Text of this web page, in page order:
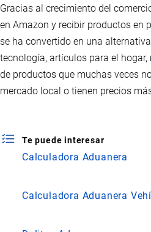
Gracias al crecimiento del
en Amazon y recibir productos en
se ha convertido en una
tecnología, artículos para el
de productos que muchas veces
mercado local o tienen precios
Te puede interesar
Calculadora Aduanera
Calculadora Aduanera